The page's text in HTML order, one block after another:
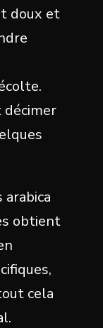
doux et
décimer
arabica
obtient
cela